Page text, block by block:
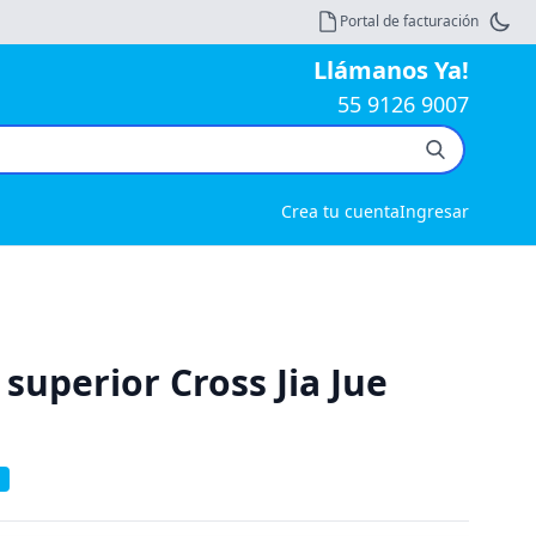
Portal de facturación
Llámanos Ya!
55 9126 9007
Crea tu cuentaIngresar
Cross Jia Jue